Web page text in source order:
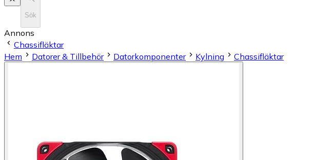
Sök
Annons
Chassifläktar
Hem
Datorer & Tillbehör Datorkomponenter Kylning Chassifläktar